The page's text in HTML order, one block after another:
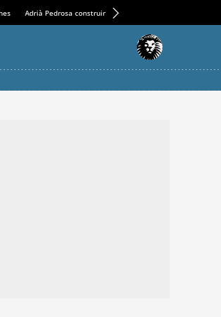
Adrià Pedrosa construirá la nueva residencia en el